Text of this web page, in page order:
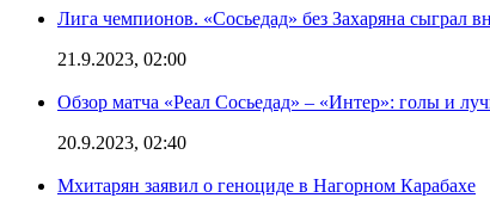
Лига чемпионов. «Сосьедад» без Захаряна сыграл
21.9.2023, 02:00
Обзор матча «Реал Сосьедад» – «Интер»: голы и
20.9.2023, 02:40
Мхитарян заявил о геноциде в Нагорном Карабахе